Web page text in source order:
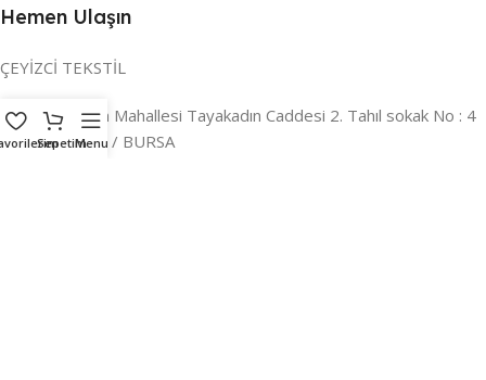
Hemen Ulaşın
ÇEYİZCİ TEKSTİL
Adres:Reyhan Mahallesi Tayakadın Caddesi 2. Tahıl sokak No : 4
/ a Osmangazi / BURSA
SepetimMenu